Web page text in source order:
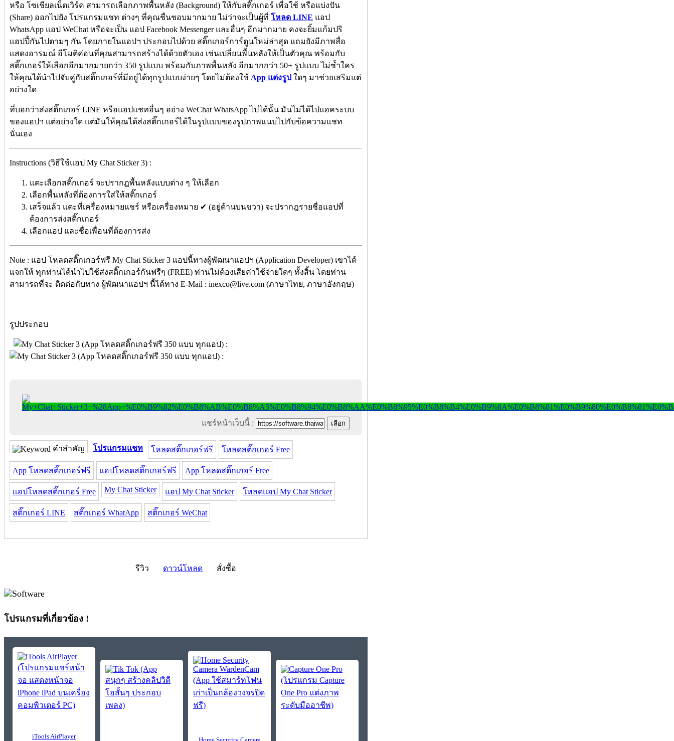
หรือ โซเชียลเน็ตเวิร์ค สามารถเลือกภาพพื้นหลัง (Background) ให้กับสติ๊กเกอร์ เพื่อใช้ หรือแบ่งปัน
(Share) ออกไปยัง โปรแกรมแชท ต่างๆ ที่คุณชื่นชอบมากมาย ไม่ว่าจะเป็นผู้ที่ โหลด LINE แอป
WhatsApp แอป WeChat หรือจะเป็น แอป Facebook Messenger และอื่นๆ อีกมากมาย คงจะยิ้มแก้มปริ
แฮปปี้กันไปตามๆ กัน โดยภายในแอปฯ ประกอบไปด้วย สติ๊กเกอร์การ์ตูนใหม่ล่าสุด แถมยังมีภาพสื่อ
แสดงอารมณ์ อีโมติค่อนที่คุณสามารถสร้างได้ด้วยตัวเอง เช่นเปลี่ยนพื้นหลังให้เป็นตัวคุณ พร้อมกับ
สติ๊กเกอร์ให้เลือกอีกมากมายกว่า 350 รูปแบบ พร้อมกับภาพพื้นหลัง อีกมากกว่า 50+ รูปแบบ ไม่ซ้ำใคร
ให้คุณได้นำไปจับคู่กับสติ๊กเกอร์ที่มีอยู่ได้ทุกรูปแบบง่ายๆ โดยไม่ต้องใช้ App แต่งรูป ใดๆ มาช่วยเสริมแต่
อย่างใด
ที่บอกว่าส่งสติ๊กเกอร์ LINE หรือแอปแชทอื่นๆ อย่าง WeChat WhatsApp ไปได้นั้น มันไม่ได้ไปแฮคระบบ
ของแอปฯ แต่อย่างใด แต่มันให้คุณได้ส่งสติ๊กเกอร์ได้ในรูปแบบของรูปภาพแนบไปกับข้อความแชท
นั่นเอง
Instructions (วิธีใช้แอป My Chat Sticker 3) :
แตะเลือกสติ๊กเกอร์ จะปรากฎพื้นหลังแบบต่าง ๆ ให้เลือก
เลือกพื้นหลังที่ต้องการใส่ให้สติ๊กเกอร์
เสร็จแล้ว แตะที่เครื่องหมายแชร์ หรือเครื่องหมาย ✔ (อยู่ด้านบนขวา) จะปรากฎรายชื่อแอปที่
ต้องการส่งสติ๊กเกอร์
เลือกแอป และชื่อเพื่อนที่ต้องการส่ง
Note : แอป โหลดสติ๊กเกอร์ฟรี My Chat Sticker 3 แอปนี้ทางผู้พัฒนาแอปฯ (Application Developer) เขาได้
แจกให้ ทุกท่านได้นำไปใช้ส่งสติ๊กเกอร์กันฟรีๆ (FREE) ท่านไม่ต้องเสียค่าใช้จ่ายใดๆ ทั้งสิ้น โดยท่าน
สามารถที่จะ ติดต่อกับทาง ผู้พัฒนาแอปฯ นี้ได้ทาง E-Mail : inexco@live.com (ภาษาไทย, ภาษาอังกฤษ)
รูปประกอบ
แชร์หน้าเว็บนี้ :
คำสำคัญ โปรแกรมแชท โหลดสติ๊กเกอร์ฟรี โหลดสติ๊กเกอร์ Free
App โหลดสติ๊กเกอร์ฟรี แอปโหลดสติ๊กเกอร์ฟรี App โหลดสติ๊กเกอร์ Free
แอปโหลดสติ๊กเกอร์ Free My Chat Sticker แอป My Chat Sticker โหลดแอป My Chat Sticker
สติ๊กเกอร์ LINE สติ๊กเกอร์ WhatApp สติ๊กเกอร์ WeChat
รีวิว ดาวน์โหลด สั่งซื้อ
โปรแกรมที่เกี่ยวข้อง !
iTools AirPlayer